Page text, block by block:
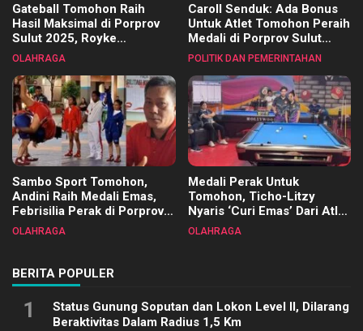
Gateball Tomohon Raih
Hasil Maksimal di Porprov
Sulut 2025, Royke
Tangkawarouw Ucapkan
OLAHRAGA
Caroll Senduk: Ada Bonus
Untuk Atlet Tomohon Peraih
Medali di Porprov Sulut
2025
POLITIK DAN PEMERINTAHAN
Sambo Sport Tomohon,
Andini Raih Medali Emas,
Febrisilia Perak di Porprov
Sulut 2025
OLAHRAGA
Medali Perak Untuk
Tomohon, Ticho-Litzy
Nyaris ‘Curi Emas’ Dari Atlet
Biliar PON di Porprov Sulut
OLAHRAGA
BERITA POPULER
1
Status Gunung Soputan dan Lokon Level II, Dilarang
Beraktivitas Dalam Radius 1,5 Km